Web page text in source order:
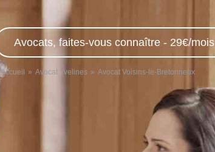
Avocats, faites-vous connaître - 29€/mois
Accueil Avocat Yvelines Avocat Voisins-le-Bretonneux